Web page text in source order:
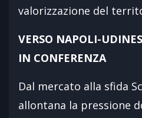
valorizzazione del
VERSO NAPOLI-
IN CONFERENZA
Dal mercato alla sfida
allontana la pressione